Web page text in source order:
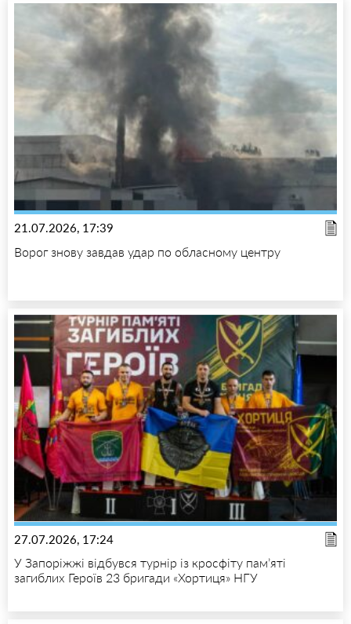
21.07.2026, 17:39
Ворог знову завдав удар по обласному центру
27.07.2026, 17:24
У Запоріжжі відбувся турнір із кросфіту пам’яті
загиблих Героїв 23 бригади «Хортиця» НГУ